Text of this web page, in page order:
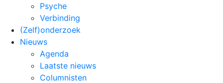
Psyche
Verbinding
(Zelf)onderzoek
Nieuws
Agenda
Laatste nieuws
Columnisten